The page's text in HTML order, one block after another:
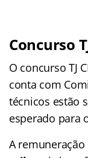
Concurso
O concurso TJ
conta com
técnicos estão
esperado para
A